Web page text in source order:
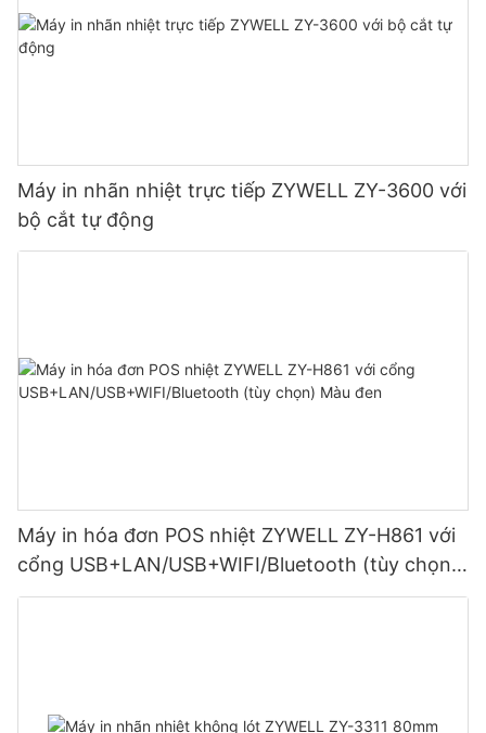
Máy in nhãn nhiệt trực tiếp ZYWELL ZY-3600 với
bộ cắt tự động
Máy in hóa đơn POS nhiệt ZYWELL ZY-H861 với
cổng USB+LAN/USB+WIFI/Bluetooth (tùy chọn)
Màu đen